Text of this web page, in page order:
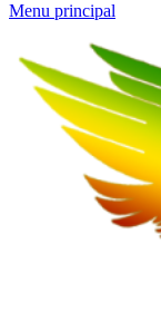
Menu principal